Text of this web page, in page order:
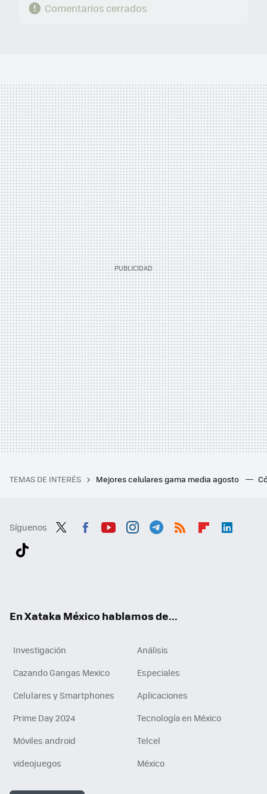
Comentarios cerrados
TEMAS DE INTERÉS Mejores celulares gama media agosto
Síguenos
En Xataka México hablamos de...
Investigación
Análisis
Cazando Gangas Mexico
Especiales
Celulares y Smartphones
Aplicaciones
Prime Day 2024
Tecnología en México
Móviles android
Telcel
videojuegos
México